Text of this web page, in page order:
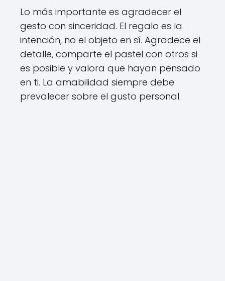
Lo más importante es agradecer el
gesto con sinceridad. El regalo es la
intención, no el objeto en sí. Agradece el
detalle, comparte el pastel con otros si
es posible y valora que hayan pensado
en ti. La amabilidad siempre debe
prevalecer sobre el gusto personal.